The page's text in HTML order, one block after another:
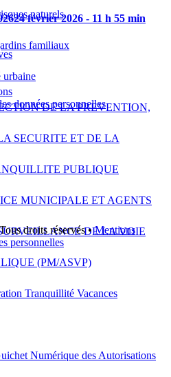
naturels
familiaux
urbaine
DE LA PREVENTION,
SECURITE ET DE LA
PUBLIQUE
MUNICIPALE ET AGENTS
DE LA VOIE
(PM/ASVP)
Tranquillité Vacances
Numérique des Autorisations
24 février 2026 - 11 h 55 min
données personnelles
droits réservés •Mentions
personnelles